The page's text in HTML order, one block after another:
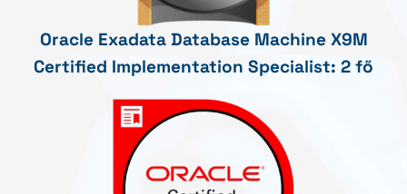
Oracle Exadata Database Machine X9M
Certified Implementation Specialist: 2 fő